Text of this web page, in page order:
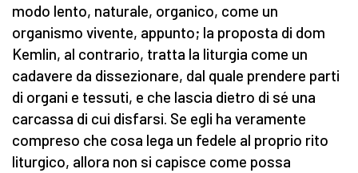
modo lento, naturale, organico, come un
organismo vivente, appunto; la proposta di dom
Kemlin, al contrario, tratta la liturgia come un
cadavere da dissezionare, dal quale prendere parti
di organi e tessuti, e che lascia dietro di sé una
carcassa di cui disfarsi. Se egli ha veramente
compreso che cosa lega un fedele al proprio rito
liturgico, allora non si capisce come possa